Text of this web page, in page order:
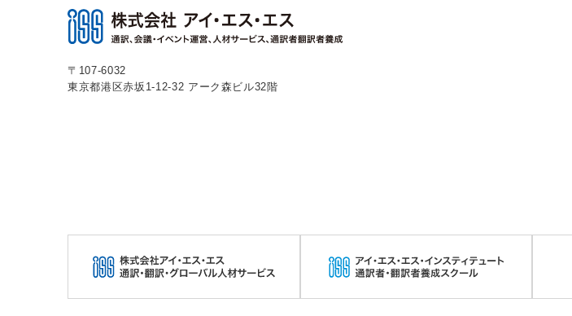
〒107-6032
東京都港区赤坂1-12-32 アーク森ビル32階